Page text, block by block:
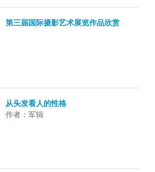
第三届国际摄影艺术展览作品欣赏
从头发看人的性格
作者：军辑